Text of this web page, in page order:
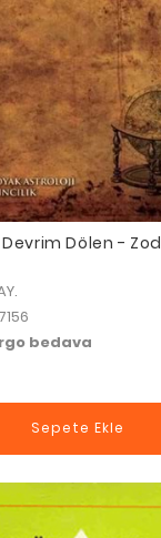
Dölen -
bedava
Sepete Ekle